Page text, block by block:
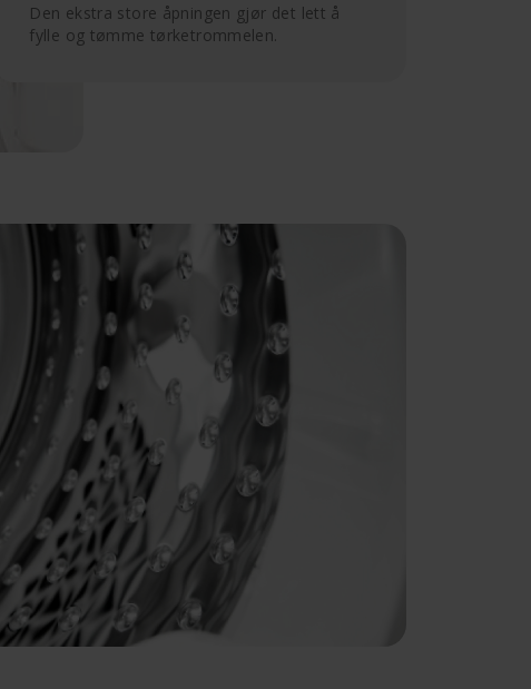
Den ekstra store åpningen gjør det lett å
fylle og tømme tørketrommelen.